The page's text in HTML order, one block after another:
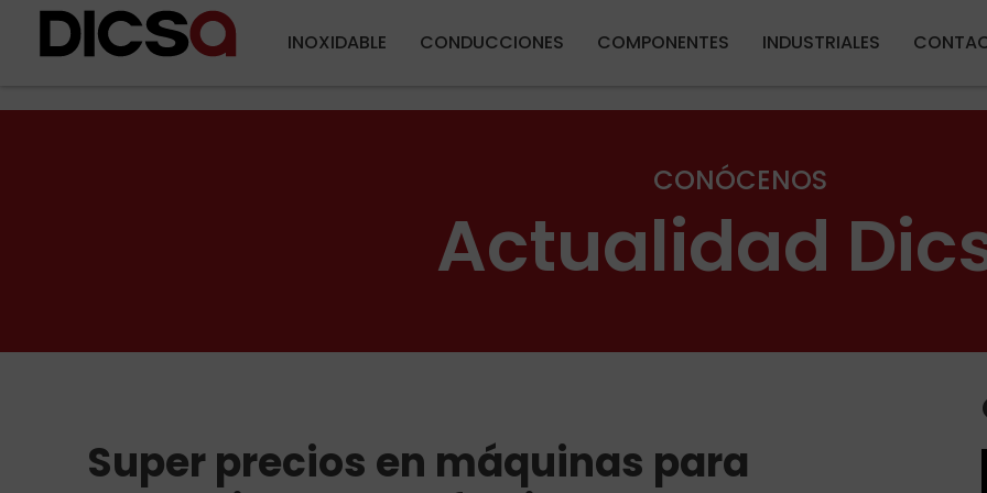
INOXIDABLE CONDUCCIONES COMPONENTES INDUSTRIALES
CONÓCENOS
Actualidad
Super precios en máquinas para